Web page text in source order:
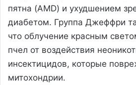
пятна (AMD) и ухудшением
диабетом. Группа Джеффри
что облучение красным
пчел от воздействия
инсектицидов, которые
митохондрии.